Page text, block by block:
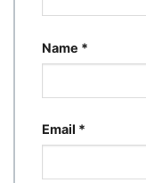
Name *
Email *